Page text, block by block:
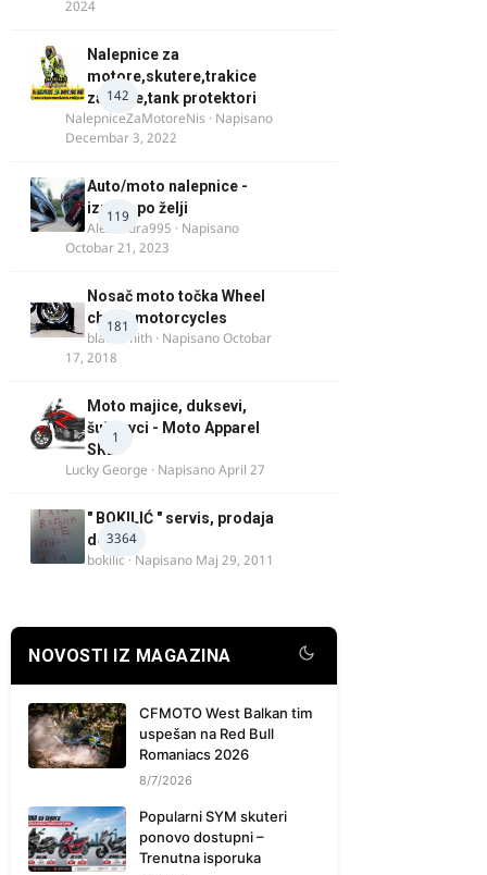
2024
142
Nalepnice za
motore,skutere,trakice
za felne,tank protektori
NalepniceZaMotoreNis · Napisano
Decembar 3, 2022
119
Auto/moto nalepnice -
izrada po želji
Alexandra995 · Napisano
Octobar 21, 2023
181
Nosač moto točka Wheel
chock motorcycles
blacksmith · NapisanoOctobar
17, 2018
1
Moto majice, duksevi,
šuškavci - Moto Apparel
SRB
Lucky George · NapisanoApril 27
3364
" BOKILIĆ " servis, prodaja
delova
bokilic · Napisano Maj 29, 2011
NOVOSTI IZ MAGAZINA
CFMOTO West Balkan tim
uspešan na Red Bull
Romaniacs 2026
8/7/2026
Popularni SYM skuteri
ponovo dostupni –
Trenutna isporuka